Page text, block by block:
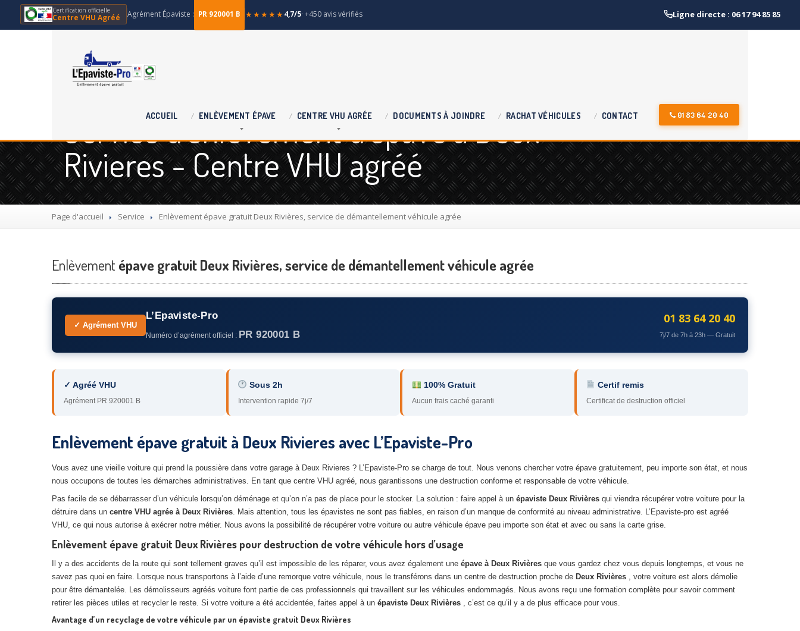
Certification officielle
Centre VHU Agréé Agrément Épaviste : PR 920001 B ★★★★★4,7/5· +450 avis vérifiés Ligne directe : 06 17 94 85 85
ACCUEIL ENLÈVEMENT ÉPAVE CENTRE VHU AGRÉE DOCUMENTS À JOINDRE RACHAT VÉHICULES CONTACT 01 83 64 20 40
Service d'enlèvement d'épave à Deux
Rivieres - Centre VHU agréé
Page d'accueil Service Enlèvement épave gratuit Deux Rivières, service de démantellement véhicule agrée
Enlèvement épave gratuit Deux Rivières, service de démantellement véhicule agrée
✓ Agrément VHU
L’Epaviste-Pro
Numéro d’agrément officiel : PR 920001 B
01 83 64 20 40
7j/7 de 7h à 23h — Gratuit
✓ Agréé VHU
Agrément PR 920001 B
Sous 2h
Intervention rapide 7j/7
100% Gratuit
Aucun frais caché garanti
Certif remis
Certificat de destruction officiel
Enlèvement épave gratuit à Deux Rivieres avec L’Epaviste-Pro
Vous avez une vieille voiture qui prend la poussière dans votre garage à Deux Rivieres ? L’Epaviste-Pro se charge de tout. Nous venons chercher votre épave gratuitement, peu importe son état, et nous
nous occupons de toutes les démarches administratives. En tant que centre VHU agréé, nous garantissons une destruction conforme et responsable de votre véhicule.
Pas facile de se débarrasser d’un véhicule lorsqu’on déménage et qu’on n’a pas de place pour le stocker. La solution : faire appel à un épaviste Deux Rivières qui viendra récupérer votre voiture pour la
détruire dans un centre VHU agrée à Deux Rivières. Mais attention, tous les épavistes ne sont pas fiables, en raison d’un manque de conformité au niveau administrative. L’Epaviste-pro est agréé
VHU, ce qui nous autorise à exécrer notre métier. Nous avons la possibilité de récupérer votre voiture ou autre véhicule épave peu importe son état et avec ou sans la carte grise.
Enlèvement épave gratuit Deux Rivières pour destruction de votre véhicule hors d’usage
Il y a des accidents de la route qui sont tellement graves qu’il est impossible de les réparer, vous avez également une épave à Deux Rivières que vous gardez chez vous depuis longtemps, et vous ne
savez pas quoi en faire. Lorsque nous transportons à l’aide d’une remorque votre véhicule, nous le transférons dans un centre de destruction proche de Deux Rivières , votre voiture est alors démolie
pour être démantelée. Les démolisseurs agréés voiture font partie de ces professionnels qui travaillent sur les véhicules endommagés. Nous avons reçu une formation complète pour savoir comment
retirer les pièces utiles et recycler le reste. Si votre voiture a été accidentée, faites appel à un épaviste Deux Rivières , c’est ce qu’il y a de plus efficace pour vous.
Avantage d’un recyclage de votre véhicule par un épaviste gratuit Deux Rivières